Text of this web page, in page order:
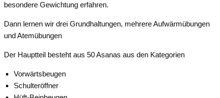
besondere Gewichtung erfahren.
Dann lernen wir drei Grundhaltungen, mehrere Aufwärmübungen
und Atemübungen
Der Hauptteil besteht aus 50 Asanas aus den Kategorien
Vorwärtsbeugen
Schulteröffner